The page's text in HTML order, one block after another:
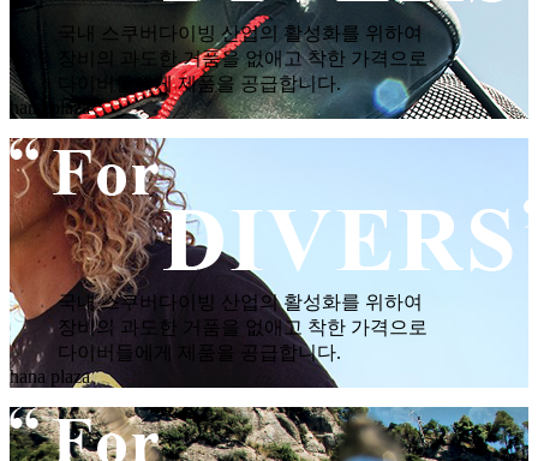
국내 스쿠버다이빙 산업의 활성화를 위하여
장비의 과도한 거품을 없애고 착한 가격으로
다이버들에게 제품을 공급합니다.
hana plaza
국내 스쿠버다이빙 산업의 활성화를 위하여
장비의 과도한 거품을 없애고 착한 가격으로
다이버들에게 제품을 공급합니다.
hana plaza